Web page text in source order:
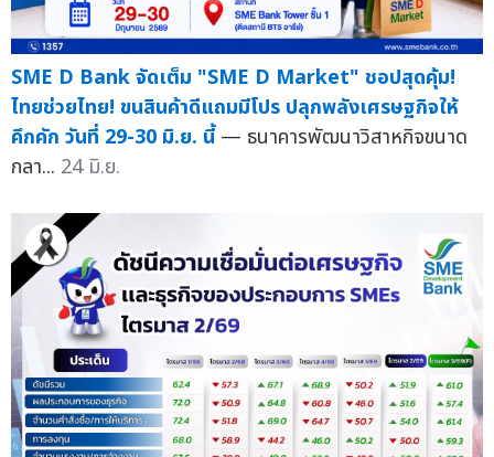
SME D Bank จัดเต็ม "SME D Market" ชอปสุดคุ้ม!
ไทยช่วยไทย! ขนสินค้าดีแถมมีโปร ปลุกพลังเศรษฐกิจให้
คึกคัก วันที่ 29-30 มิ.ย. นี้ — ธนาคารพัฒนาวิสาหกิจขนาด
กลา... 24 มิ.ย.